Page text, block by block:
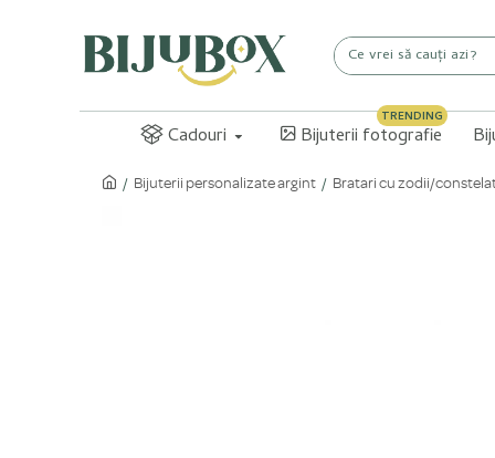
Cadouri Bijuterii fotografie
TRENDING
Bijuterii personalizate argint Bratari cu zodii/